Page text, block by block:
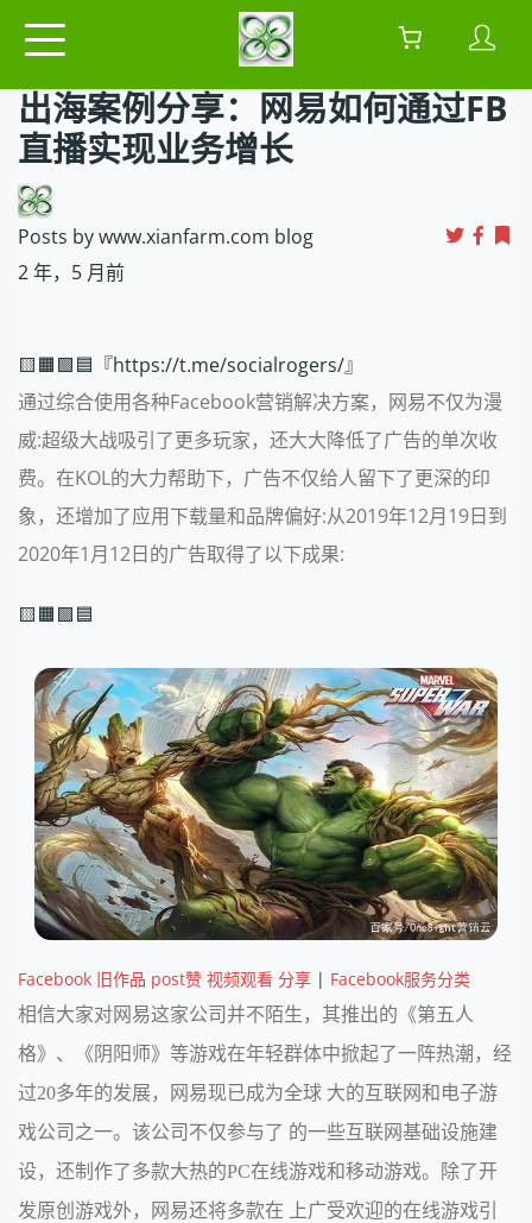
出海案例分享：网易如何通过FB
直播实现业务增长
Posts by www.xianfarm.com blog
2 年，5 月前
🟨🟧🟩🟦『https://t.me/socialrogers/』
通过综合使用各种Facebook营销解决方案，网易不仅为漫
威:超级大战吸引了更多玩家，还大大降低了广告的单次收
费。在KOL的大力帮助下，广告不仅给人留下了更深的印
象，还增加了应用下载量和品牌偏好:从2019年12月19日到
2020年1月12日的广告取得了以下成果:
🟨🟧🟩🟦
Facebook 旧作品 post赞 视频观看 分享 | Facebook服务分类
相信大家对网易这家公司并不陌生，其推出的《第五人
格》、《阴阳师》等游戏在年轻群体中掀起了一阵热潮，经
过20多年的发展，网易现已成为全球 大的互联网和电子游
戏公司之一。该公司不仅参与了 的一些互联网基础设施建
设，还制作了多款大热的PC在线游戏和移动游戏。除了开
发原创游戏外，网易还将多款在 上广受欢迎的在线游戏引